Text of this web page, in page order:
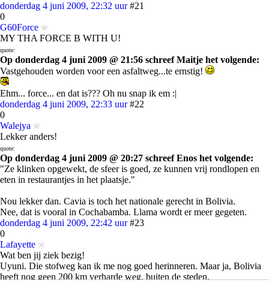
donderdag 4 juni 2009, 22:32 uur #21
0
G60Force
MY THA FORCE B WITH U!
quote:
Op donderdag 4 juni 2009 @ 21:56 schreef Maitje het volgende:
Vastgehouden worden voor een asfaltweg...te ernstig!
Ehm... force... en dat is??? Oh nu snap ik em :|
donderdag 4 juni 2009, 22:33 uur #22
0
Walejya
Lekker anders!
quote:
Op donderdag 4 juni 2009 @ 20:27 schreef Enos het volgende:
"Ze klinken opgewekt, de sfeer is goed, ze kunnen vrij rondlopen en
eten in restaurantjes in het plaatsje."
Nou lekker dan. Cavia is toch het nationale gerecht in Bolivia.
Nee, dat is vooral in Cochabamba. Llama wordt er meer gegeten.
donderdag 4 juni 2009, 22:42 uur #23
0
Lafayette
Wat ben jij ziek bezig!
Uyuni. Die stofweg kan ik me nog goed herinneren. Maar ja, Bolivia
heeft nog geen 200 km verharde weg, buiten de steden.